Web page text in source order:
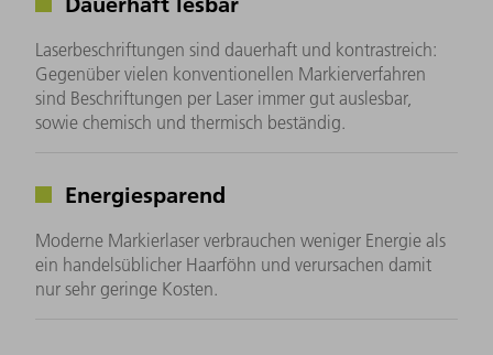
Laserbeschriftungen sind dauerhaft und kontrastreich:
Gegenüber vielen konventionellen Markierverfahren
sind Beschriftungen per Laser immer gut auslesbar,
sowie chemisch und thermisch beständig.
Energiesparend
Moderne Markierlaser verbrauchen weniger Energie als
ein handelsüblicher Haarföhn und verursachen damit
nur sehr geringe Kosten.